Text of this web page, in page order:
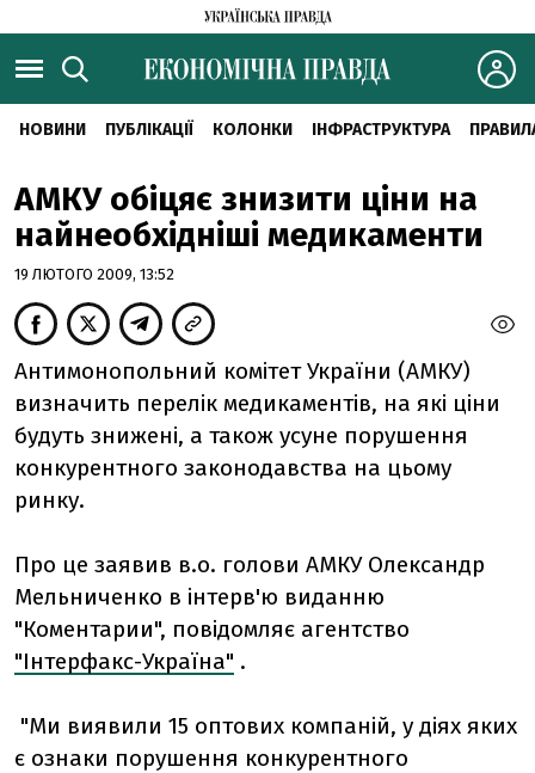
НОВИНИ ПУБЛІКАЦІЇ КОЛОНКИ ІНФРАСТРУКТУРА
АМКУ обіцяє знизити ціни на
найнеобхідніші медикаменти
19 ЛЮТОГО 2009, 13:52
Антимонопольний комітет України (АМКУ)
визначить перелік медикаментів, на які ціни
будуть знижені, а також усуне порушення
конкурентного законодавства на цьому
ринку.
Про це заявив в.о. голови АМКУ Олександр
Мельниченко в інтерв'ю виданню
"Коментарии", повідомляє агентство
"Інтерфакс-Україна" .
"Ми виявили 15 оптових компаній, у діях яких
є ознаки порушення конкурентного